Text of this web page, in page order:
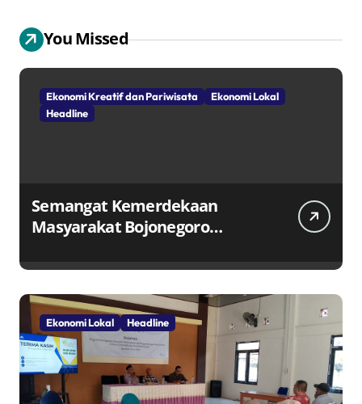
You Missed
Ekonomi Kreatif dan Pariwisata
Ekonomi Lokal
Headline
Semangat Kemerdekaan
Masyarakat Bojonegoro
Ekonomi Lokal Headline